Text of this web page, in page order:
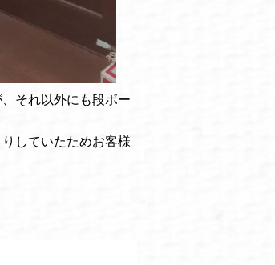
それ以外にも段ボー
していたためお客様